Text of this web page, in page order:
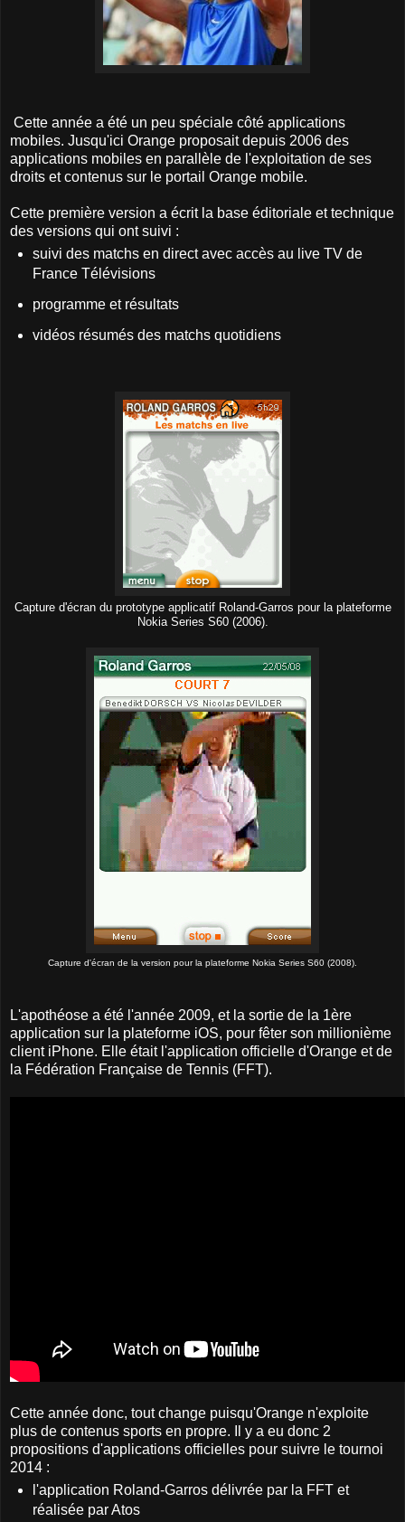
Cette année a été un peu spéciale côté applications
mobiles. Jusqu'ici Orange proposait depuis 2006 des
applications mobiles en parallèle de l'exploitation de ses
droits et contenus sur le portail Orange mobile.
Cette première version a écrit la base éditoriale et technique
des versions qui ont suivi :
suivi des matchs en direct avec accès au live TV de
France Télévisions
programme et résultats
vidéos résumés des matchs quotidiens
Capture d'écran du prototype applicatif Roland-Garros pour la plateforme
Nokia Series S60 (2006).
Capture d'écran de la version pour la plateforme Nokia Series S60 (2008).
L'apothéose a été l'année 2009, et la sortie de la 1ère
application sur la plateforme iOS, pour fêter son millionième
client iPhone. Elle était l'application officielle d'Orange et de
la Fédération Française de Tennis (FFT).
Cette année donc, tout change puisqu'Orange n'exploite
plus de contenus sports en propre. Il y a eu donc 2
propositions d'applications officielles pour suivre le tournoi
2014 :
l'application Roland-Garros délivrée par la FFT et
réalisée par Atos